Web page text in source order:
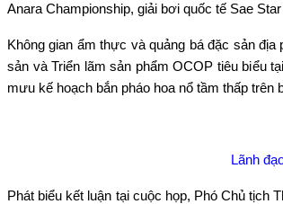
Anara Championship, giải bơi quốc tế Sae
Không gian ẩm thực và quảng bá đặc sản địa
sản và Triển lãm sản phẩm OCOP tiêu biểu
mưu kế hoạch bắn pháo hoa nổ tầm thấp trên
Lãnh
Phát biểu kết luận tại cuộc họp, Phó Chủ tịch